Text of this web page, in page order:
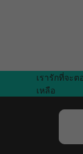
เรารักที่จะ
เหลือ